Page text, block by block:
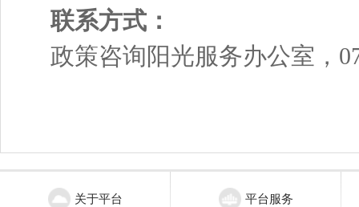
联系方式：
政策咨询阳光服务办公室，
关于平台 平台服务